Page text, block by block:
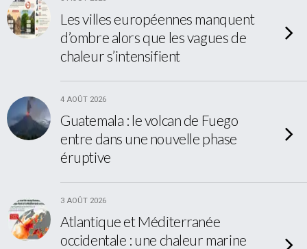
Les villes européennes manquent
d’ombre alors que les vagues de
chaleur s’intensifient
4 AOÛT 2026
Guatemala : le volcan de Fuego
entre dans une nouvelle phase
éruptive
3 AOÛT 2026
Atlantique et Méditerranée
occidentale : une chaleur marine